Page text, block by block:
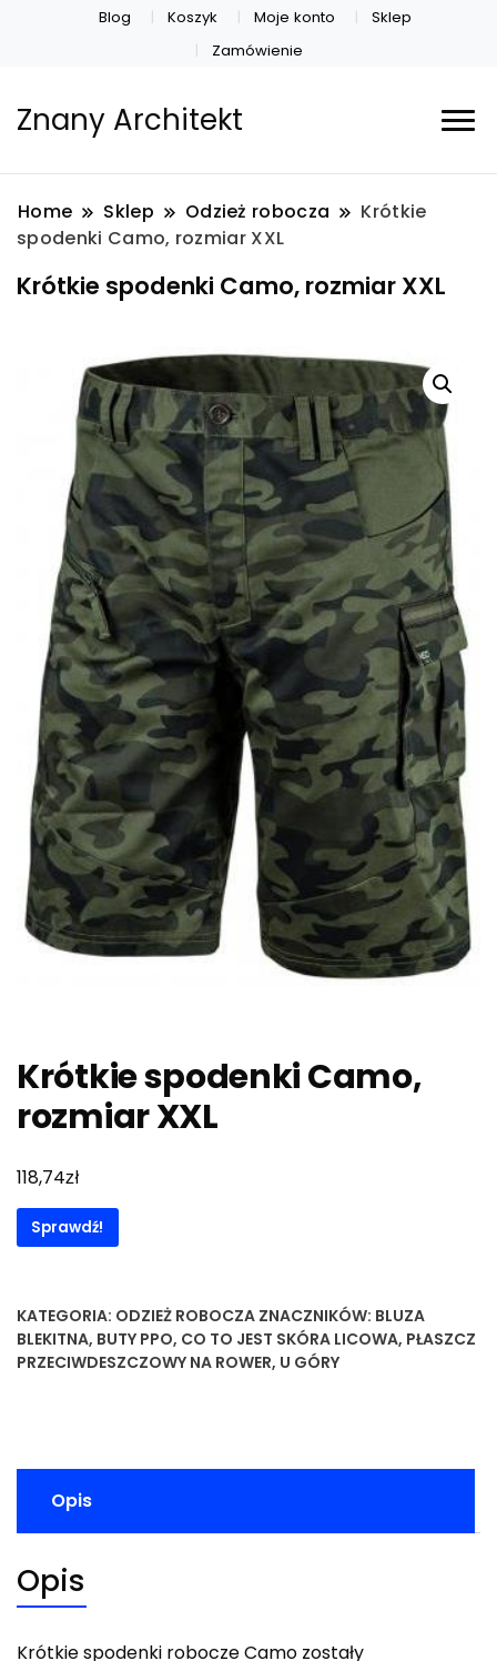
Blog Koszyk Moje konto
Sklep
Zamówienie
Znany Architekt
Home Sklep Odzież robocza
Krótkie
spodenki Camo, rozmiar XXL
Krótkie spodenki Camo, rozmiar XXL
Krótkie spodenki Camo,
rozmiar XXL
118,74zł
Sprawdź!
KATEGORIA: ODZIEŻ ROBOCZA ZNACZNIKÓW: BLUZA
BLEKITNA, BUTY PPO, CO TO JEST SKÓRA LICOWA, PŁASZCZ
PRZECIWDESZCZOWY NA ROWER, U GÓRY
Opis
Opis
Krótkie spodenki robocze Camo zostały